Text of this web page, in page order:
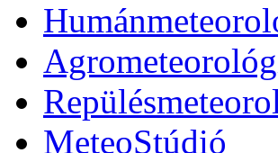
MeteoStúdió